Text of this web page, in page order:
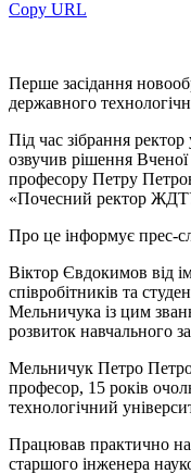
Copy URL
Перше засідання
державного
Під час зібрання
озвучив рішення
професору Петру
«Почесний ректор
Про це інформує прес-
Віктор Євдокимов від
співробітників та
Мельничука із цим
розвиток навчального
Мельничук Петро
професор, 15 років
технологічний
Працював практично на
старшого інженера